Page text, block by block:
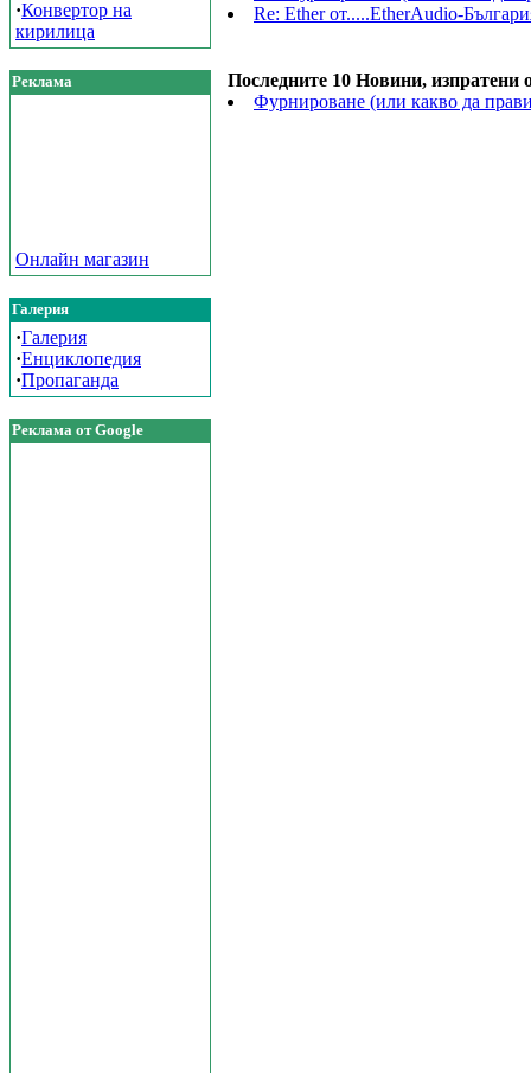
·Конвертор на
кирилица
Реклама
Онлайн магазин
Галерия
·Галерия
·Енциклопедия
·Пропаганда
Реклама от Google
Re: Ether от.....ЕtherAudio-
Последните 10 Новини, изпратени
Фурнироване (или какво да